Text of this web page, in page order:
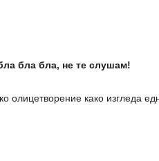
бла бла, не те слушам!
олицетворение како изгледа